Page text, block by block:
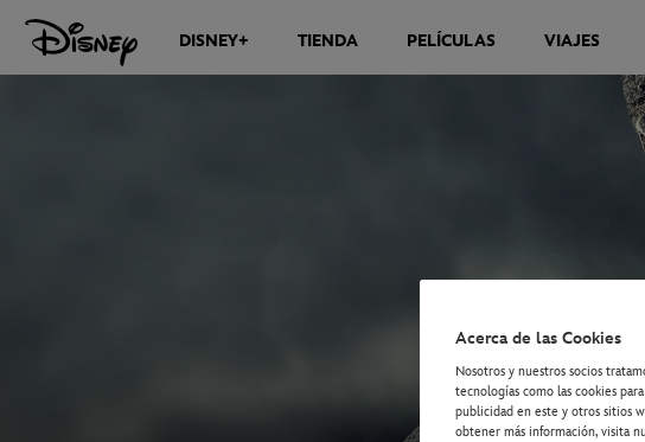
DISNEY+ TIENDA PELÍCULAS VIAJES
Acerca de las Cookies
Nosotros y nuestros socios
tecnologías como las cookies
publicidad en este y otros sitios
obtener más información, visita